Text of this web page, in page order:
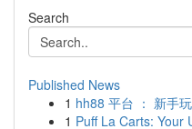
Search
Published News
1 hh88 平台 ： 新手
1 Puff La Carts: Your